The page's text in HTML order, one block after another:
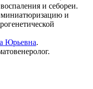
и себореи.
миниатюризацию и
Юрьевна.